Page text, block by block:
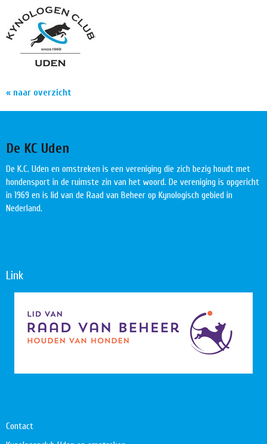
« naar overzicht
De KC Uden
De K.C. Uden en omstreken is een vereniging die zich bezig houdt met
hondensport in de ruimste zin van het woord. De vereniging is opgericht
in 1969 en is lid van de Raad van Beheer op Kynologisch gebied in
Nederland.
Link
Contact